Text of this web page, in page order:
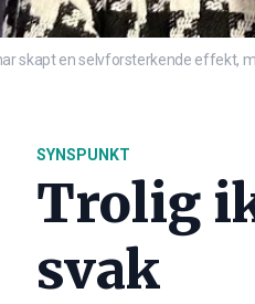
skapt en selvforsterkende effekt,
SYNSPUNKT
Trolig
svak